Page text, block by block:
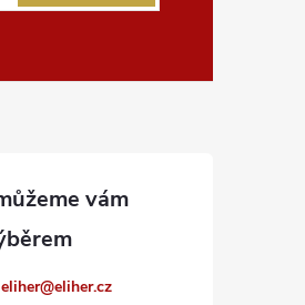
eliher@eliher.cz